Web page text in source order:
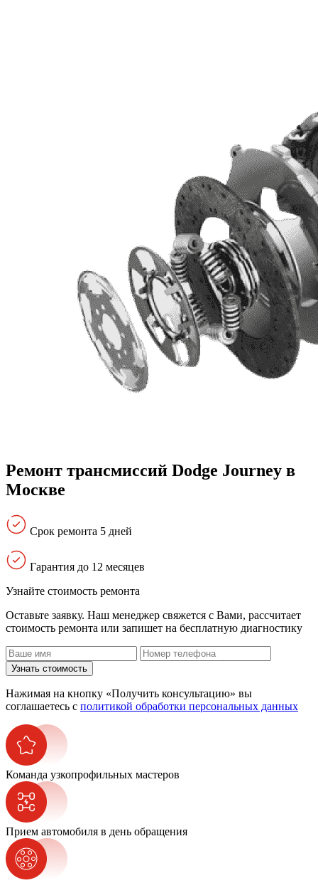
Ремонт трансмиссий Dodge Journey в
Москве
Срок ремонта 5 дней
Гарантия до 12 месяцев
Узнайте стоимость ремонта
Оставьте заявку. Наш менеджер свяжется с Вами, расcчитает
стоимость ремонта или запишет на бесплатную диагностику
Узнать стоимость
Нажимая на кнопку «Получить консультацию» вы
соглашаетесь с политикой обработки персональных данных
Команда узкопрофильных мастеров
Прием автомобиля в день обращения